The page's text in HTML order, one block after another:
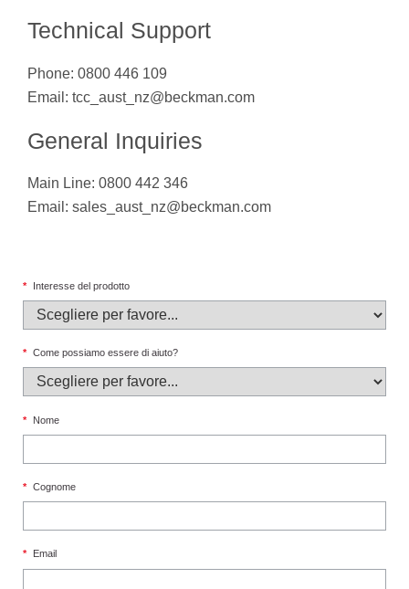
Technical Support
Phone: 0800 446 109
Email: tcc_aust_nz@beckman.com
General Inquiries
Main Line: 0800 442 346
Email: sales_aust_nz@beckman.com
* Interesse del prodotto
* Come possiamo essere di aiuto?
* Nome
* Cognome
* Email